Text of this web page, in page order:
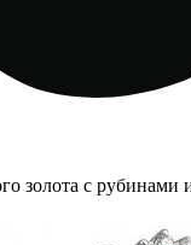
золота с рубинами